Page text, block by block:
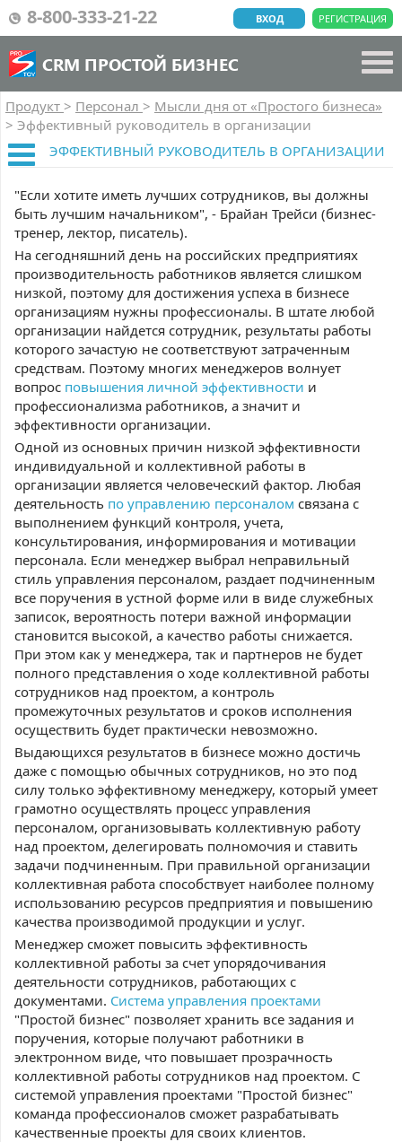
8-800-333-21-22 РЕГИСТРАЦИЯ
ВХОД
CRM ПРОСТОЙ БИЗНЕС
Продукт > Персонал > Мысли дня от «Простого бизнеса»
> Эффективный руководитель в организации
ЭФФЕКТИВНЫЙ РУКОВОДИТЕЛЬ В ОРГАНИЗАЦИИ
"Если хотите иметь лучших сотрудников, вы должны
быть лучшим начальником", - Брайан Трейси (бизнес-
тренер, лектор, писатель).
На сегодняшний день на российских предприятиях
производительность работников является слишком
низкой, поэтому для достижения успеха в бизнесе
организациям нужны профессионалы. В штате любой
организации найдется сотрудник, результаты работы
которого зачастую не соответствуют затраченным
средствам. Поэтому многих менеджеров волнует
вопрос повышения личной эффективности и
профессионализма работников, а значит и
эффективности организации.
Одной из основных причин низкой эффективности
индивидуальной и коллективной работы в
организации является человеческий фактор. Любая
деятельность по управлению персоналом связана с
выполнением функций контроля, учета,
консультирования, информирования и мотивации
персонала. Если менеджер выбрал неправильный
стиль управления персоналом, раздает подчиненным
все поручения в устной форме или в виде служебных
записок, вероятность потери важной информации
становится высокой, а качество работы снижается.
При этом как у менеджера, так и партнеров не будет
полного представления о ходе коллективной работы
сотрудников над проектом, а контроль
промежуточных результатов и сроков исполнения
осуществить будет практически невозможно.
Выдающихся результатов в бизнесе можно достичь
даже с помощью обычных сотрудников, но это под
силу только эффективному менеджеру, который умеет
грамотно осуществлять процесс управления
персоналом, организовывать коллективную работу
над проектом, делегировать полномочия и ставить
задачи подчиненным. При правильной организации
коллективная работа способствует наиболее полному
использованию ресурсов предприятия и повышению
качества производимой продукции и услуг.
Менеджер сможет повысить эффективность
коллективной работы за счет упорядочивания
деятельности сотрудников, работающих с
документами. Система управления проектами
"Простой бизнес" позволяет хранить все задания и
поручения, которые получают работники в
электронном виде, что повышает прозрачность
коллективной работы сотрудников над проектом. С
системой управления проектами "Простой бизнес"
команда профессионалов сможет разрабатывать
качественные проекты для своих клиентов.